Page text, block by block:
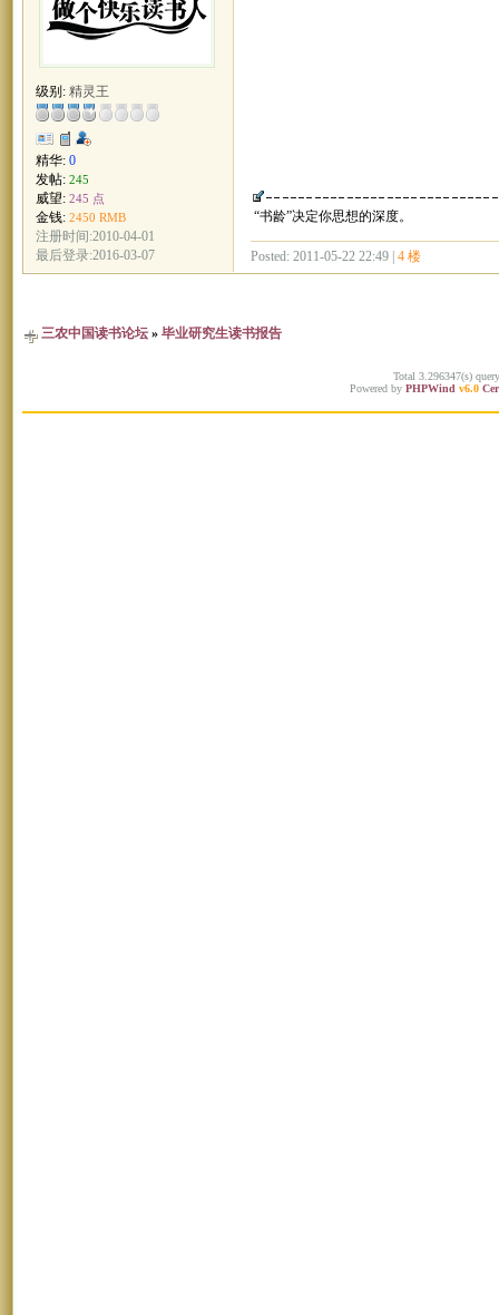
级别: 精灵王
精华: 0
发帖: 245
威望: 245 点
金钱: 2450 RMB
注册时间:2010-04-01
最后登录:2016-03-07
“书龄”决定你思想的深度。
Posted: 2011-05-22 22:49 | 4 楼
三农中国读书论坛 » 毕业研究生读书报告
Total 3.296347(s)
Powered by PHPWind v6.0